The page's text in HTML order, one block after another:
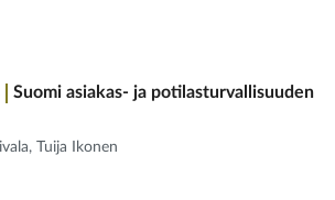
Suomi asiakas- ja potilas­turvallisuuden
Tuija Ikonen